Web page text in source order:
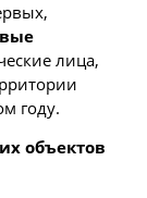
лица,
году.
объектов